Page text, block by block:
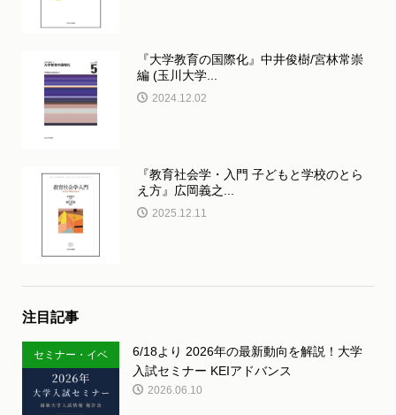
『大学教育の国際化』中井俊樹/宮林常崇
編 (玉川大学...
2024.12.02
『教育社会学・入門 子どもと学校のとら
え方』広岡義之...
2025.12.11
注目記事
セミナー・イベ
ント
6/18より 2026年の最新動向を解説！大学
入試セミナー KEIアドバンス
2026.06.10